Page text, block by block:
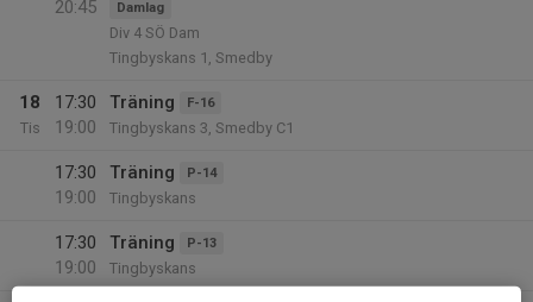
20:45
Damlag
Div 4 SÖ Dam
Tingbyskans 1, Smedby
18
Tis
17:30
19:00
Träning F-16
Tingbyskans 3, Smedby C1
17:30
19:00
Träning P-14
Tingbyskans
17:30
19:00
Träning P-13
Tingbyskans